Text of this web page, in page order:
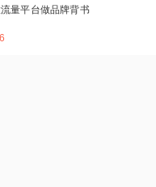
量平台做品牌背书